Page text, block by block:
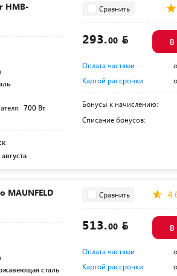
HMB-
700 Вт
Сравнить
293.00 В
Оплата частями
Картой рассрочки
Бонусы к начислению:
Списание бонусов:
MAUNFELD
сталь
Сравнить
513.00 В
Оплата частями
Картой рассрочки